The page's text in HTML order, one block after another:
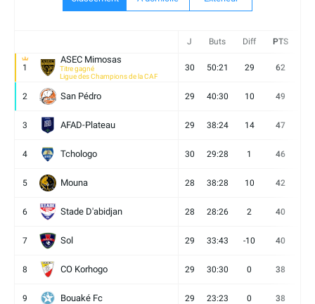
J Buts Diff PTS
1
ASEC Mimosas
Titre gagné
Ligue des Champions de la CAF
30 50:21 29 62
2 San Pédro 29 40:30 10 49
3 AFAD-Plateau 29 38:24 14 47
4 Tchologo 30 29:28 1 46
5 Mouna 28 38:28 10 42
6 Stade D'abidjan 28 28:26 2 40
7 Sol 29 33:43 -10 40
8 CO Korhogo 29 30:30 0 38
9 Bouaké Fc 29 23:23 0 38